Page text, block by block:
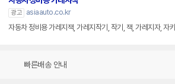
광고
asiaauto.co.kr
자동차 정비용 가레지잭, 가레지작기, 작기, 잭, 가레지자, 자키
빠른배송 안내